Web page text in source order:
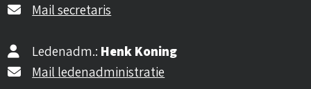
Mail secretaris
Ledenadm.: Henk Koning
Mail ledenadministratie